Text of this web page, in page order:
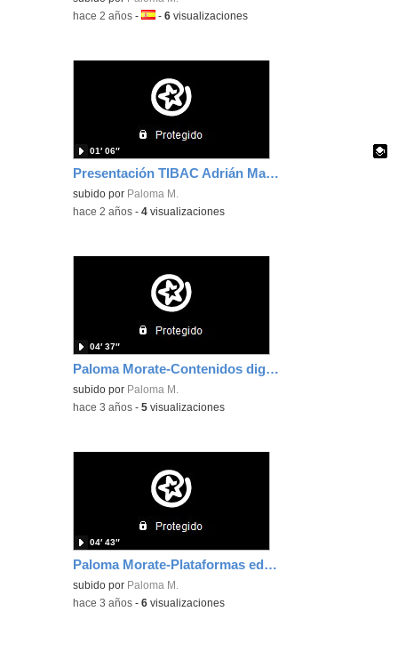
-hace 2 años -Idioma:
-6 visualizaciones
Presentación TIBAC Adrián Madrid
Contenido educativo.
subido por Paloma M.
01′ 06″
-hace 2 años -4 visualizaciones
Paloma Morate-Contenidos digitales
subido por Paloma M.
04′ 37″
-hace 3 años -5 visualizaciones
Paloma Morate-Plataformas educativas
subido por Paloma M.
04′ 43″
-hace 3 años -6 visualizaciones